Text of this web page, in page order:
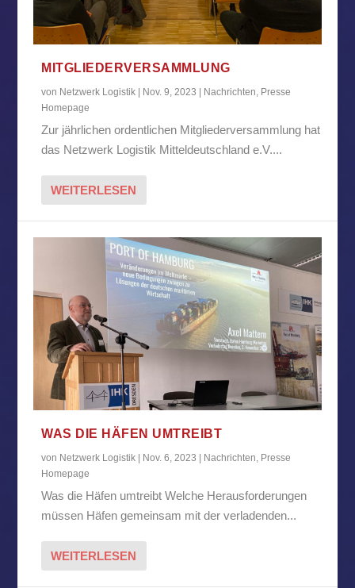
MITGLIEDERVERSAMMLUNG
von Netzwerk Logistik | Nov. 9, 2023 | Nachrichten Presse
Homepage
Zur jährlichen ordentlichen Mitgliederversammlung hat
das Netzwerk Logistik Mitteldeutschland e.V....
WEITERLESEN
WAS DIE HÄFEN UMTREIBT
von Netzwerk Logistik | Nov. 6, 2023 | Nachrichten Presse
Homepage
Was die Häfen umtreibt Welche Herausforderungen
müssen Häfen gemeinsam mit der verladenden...
WEITERLESEN